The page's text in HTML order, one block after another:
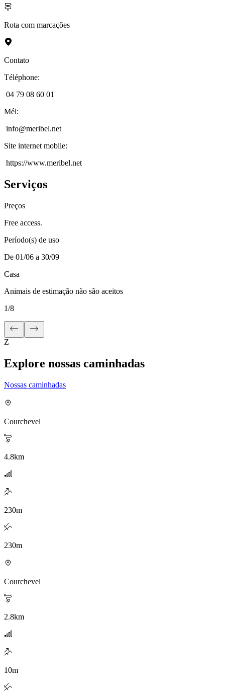
Rota com marcações
Contato
Téléphone:
04 79 08 60 01
Mél:
info@meribel.net
Site internet mobile:
https://www.meribel.net
Serviços
Preços
Free access.
Período(s) de uso
De 01/06 a 30/09
Casa
Animais de estimação não são aceitos
1/8
Z
Explore nossas caminhadas
Nossas caminhadas
Courchevel
4.8km
230m
230m
Courchevel
2.8km
10m